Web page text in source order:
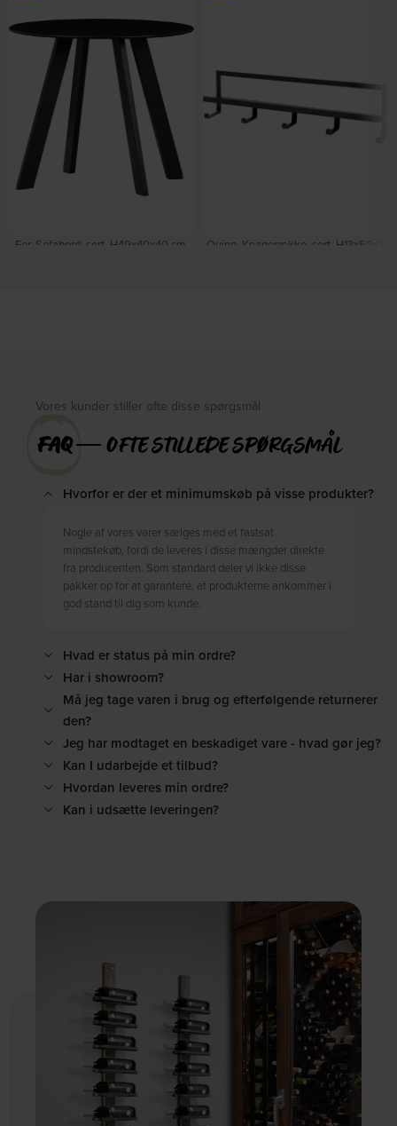
Fer, Sofabord, sort, H49x40x40 cm,
Quinn, Knagerække, sort, H13x50x7
Vores kunder stiller ofte disse spørgsmål
FAQ― OFTE STILLEDE SPØRGSMÅL
Hvorfor er der et minimumskøb på visse produkter?
Nogle af vores varer sælges med et fastsat
mindstekøb, fordi de leveres i disse mængder direkte
fra producenten. Som standard deler vi ikke disse
pakker op for at garantere, at produkterne ankommer i
god stand til dig som kunde.
Hvad er status på min ordre?
Har i showroom?
Må jeg tage varen i brug og efterfølgende returnerer
den?
Jeg har modtaget en beskadiget vare - hvad gør jeg?
Kan I udarbejde et tilbud?
Hvordan leveres min ordre?
Kan i udsætte leveringen?